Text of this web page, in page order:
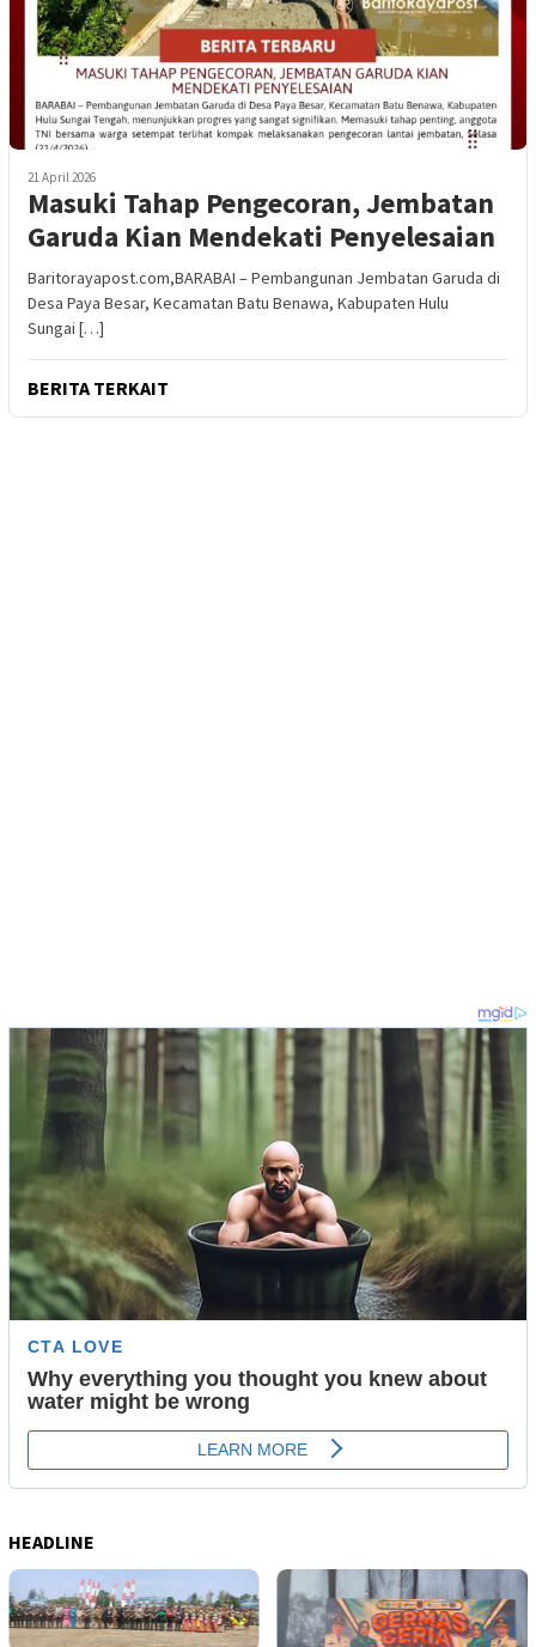
21 April 2026
Masuki Tahap Pengecoran, Jembatan
Garuda Kian Mendekati Penyelesaian
Baritorayapost.com,BARABAI – Pembangunan Jembatan Garuda di
Desa Paya Besar, Kecamatan Batu Benawa, Kabupaten Hulu
Sungai […]
BERITA TERKAIT
HEADLINE